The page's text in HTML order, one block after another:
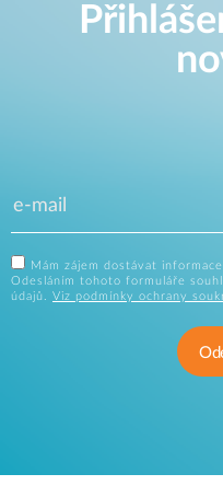
Mám zájem dostávat
Odesláním tohoto formuláře
údajů. Viz podmínky ochrany